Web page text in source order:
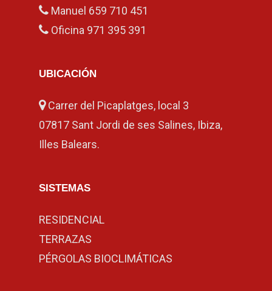
Manuel 659 710 451
Oficina 971 395 391
UBICACIÓN
Carrer del Picaplatges, local 3
07817 Sant Jordi de ses Salines, Ibiza,
Illes Balears.
SISTEMAS
RESIDENCIAL
TERRAZAS
PÉRGOLAS BIOCLIMÁTICAS